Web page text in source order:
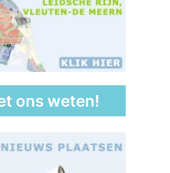
ons weten!